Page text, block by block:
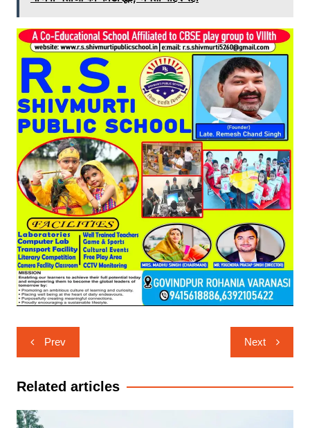
Post
navigation
Prev Next
Related articles